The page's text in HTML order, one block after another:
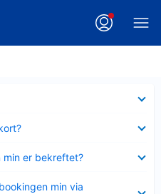
er bekreftet?
min via